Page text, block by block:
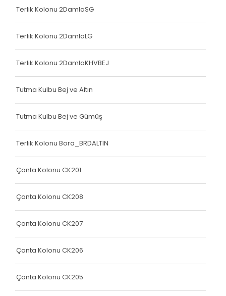
Çanta Kolonu
Yatak Fitili
Yatak Fitili
Yatak Fitili
Yatak Fitili
Çanta Kolonu
Çanta Kolonu
Yatak Fitili
Yatak Fitili
Yatak Fitili
Yatak Fitili
Terlik Kolonu 2DamlaSG
Terlik Kolonu 2DamlaLG
Terlik Kolonu 2DamlaKHVBEJ
Tutma Kulbu Bej ve Altın
Tutma Kulbu Bej ve Gümüş
Terlik Kolonu Bora_BRDALTIN
Çanta Kolonu CK201
Çanta Kolonu CK208
Çanta Kolonu CK207
Çanta Kolonu CK206
Çanta Kolonu CK205